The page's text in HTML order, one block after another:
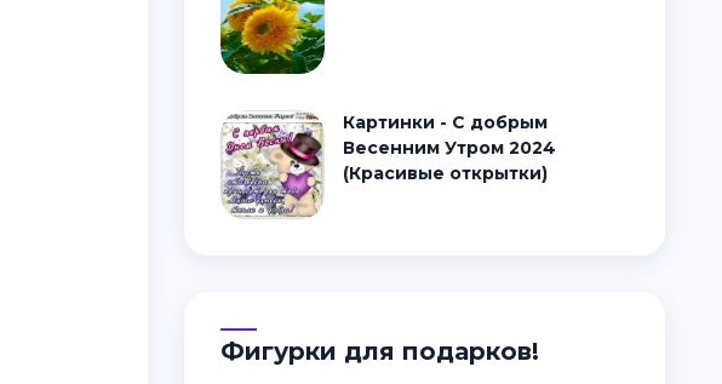
Картинки - С добрым
Весенним Утром 2024
(Красивые открытки)
Фигурки для подарков!